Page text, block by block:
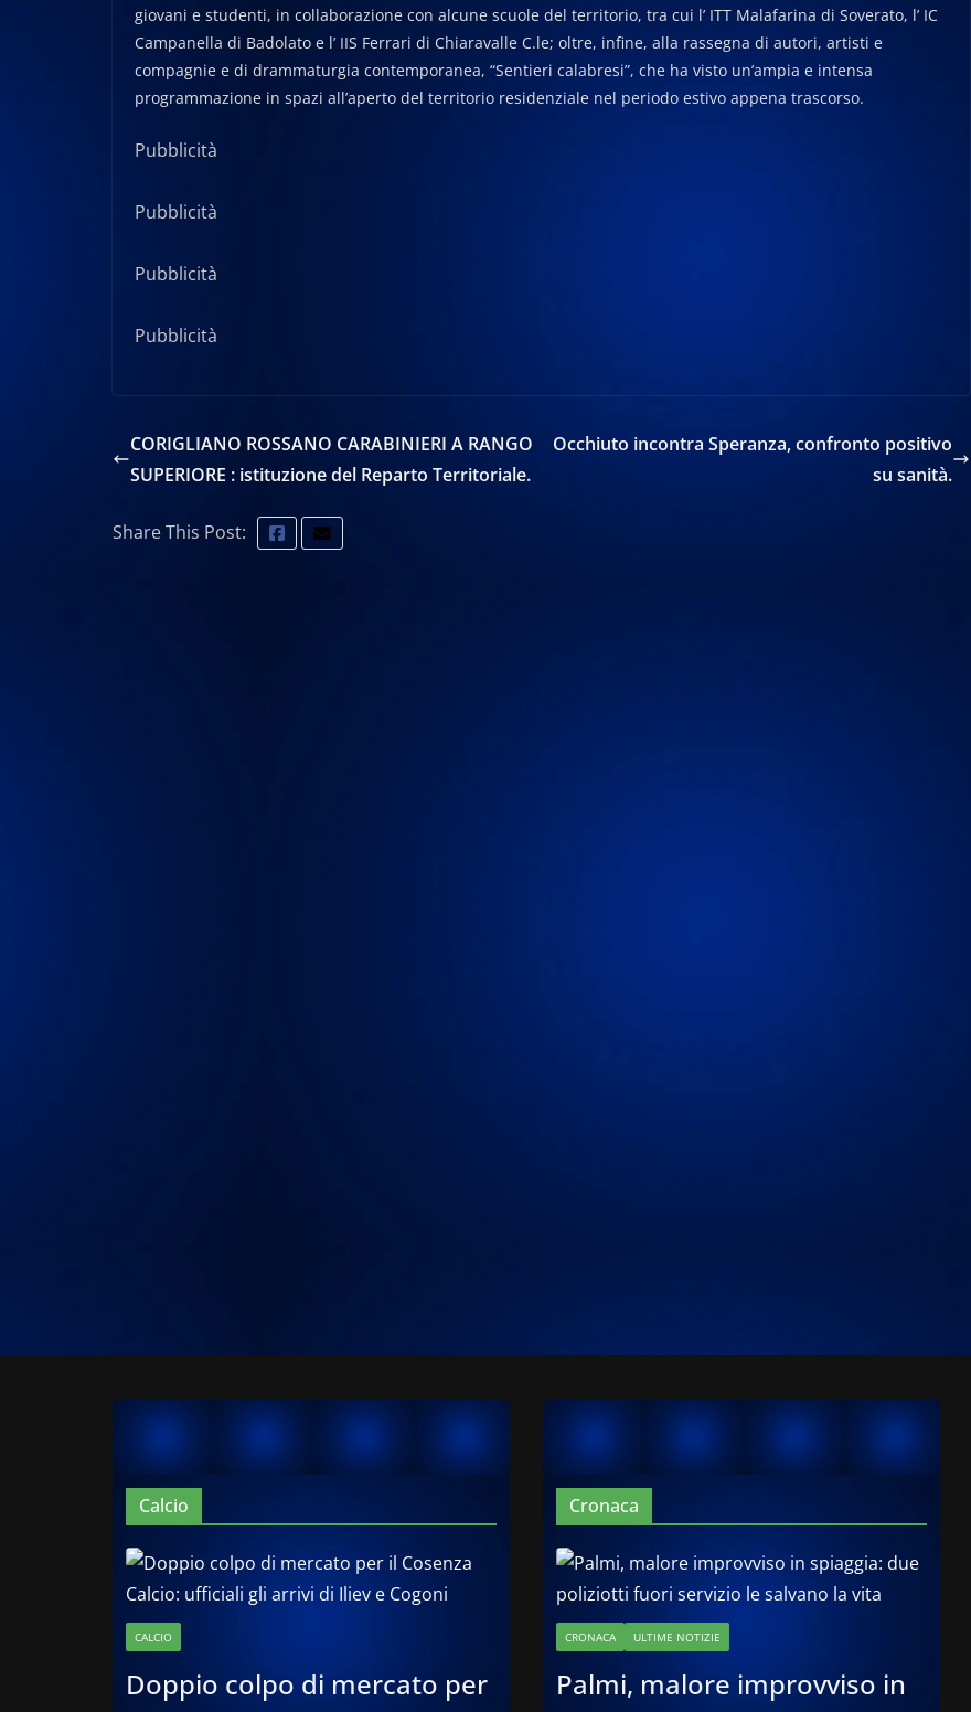
giovani e studenti, in collaborazione con alcune scuole del territorio, tra cui l’ ITT Malafarina di Soverato, l’ IC
Campanella di Badolato e l’ IIS Ferrari di Chiaravalle C.le; oltre, infine, alla rassegna di autori, artisti e
compagnie e di drammaturgia contemporanea, “Sentieri calabresi”, che ha visto un’ampia e intensa
programmazione in spazi all’aperto del territorio residenziale nel periodo estivo appena trascorso.
Pubblicità
Pubblicità
Pubblicità
Pubblicità
CORIGLIANO ROSSANO CARABINIERI A RANGO
SUPERIORE : istituzione del Reparto Territoriale.
Occhiuto incontra Speranza, confronto positivo
su sanità.
Share This Post:
Calcio
CALCIO
Doppio colpo di mercato per
Cronaca
CRONACA ULTIME NOTIZIE
Palmi, malore improvviso in